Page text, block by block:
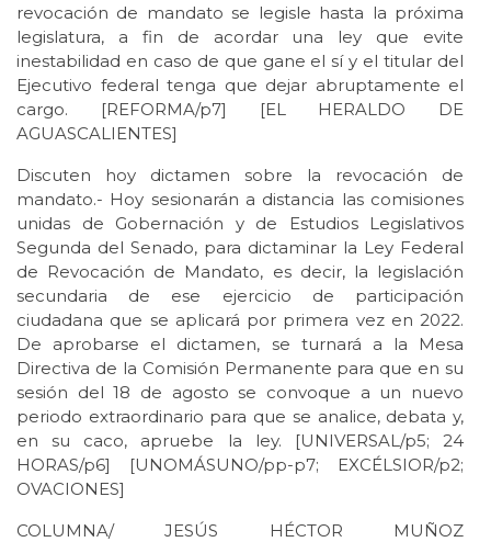
revocación de mandato se legisle hasta la próxima
legislatura, a fin de acordar una ley que evite
inestabilidad en caso de que gane el sí y el titular del
Ejecutivo federal tenga que dejar abruptamente el
cargo. [REFORMA/p7] [EL HERALDO DE
AGUASCALIENTES]
Discuten hoy dictamen sobre la revocación de
mandato.- Hoy sesionarán a distancia las comisiones
unidas de Gobernación y de Estudios Legislativos
Segunda del Senado, para dictaminar la Ley Federal
de Revocación de Mandato, es decir, la legislación
secundaria de ese ejercicio de participación
ciudadana que se aplicará por primera vez en 2022.
De aprobarse el dictamen, se turnará a la Mesa
Directiva de la Comisión Permanente para que en su
sesión del 18 de agosto se convoque a un nuevo
periodo extraordinario para que se analice, debata y,
en su caco, apruebe la ley. [UNIVERSAL/p5; 24
HORAS/p6] [UNOMÁSUNO/pp-p7; EXCÉLSIOR/p2;
OVACIONES]
COLUMNA/ JESÚS HÉCTOR MUÑOZ